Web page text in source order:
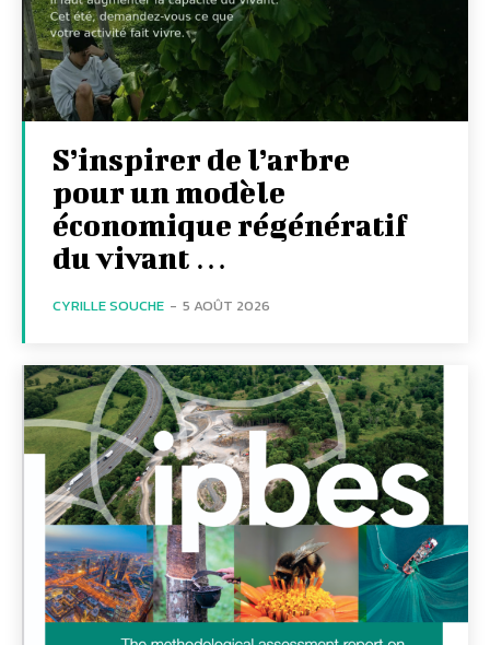
S’inspirer de l’arbre
pour un modèle
économique régénératif
du vivant …
CYRILLE SOUCHE - 5 AOÛT 2026